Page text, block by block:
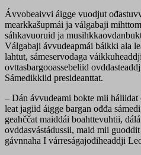
Ávvobeaivvi áigge vuodjut
mearkkašupmái ja válgabaji
sáhkavuoruid ja
Válgabaji ávvudeapmái báikki ala
lahtut, sámeservodaga
ovttasbargooassebeliid
Sámedikkiid presideanttat.
– Dán ávvudeami bokte mii
leat jagiid áigge bargan ođđa
geahččat maiddái boahttevuhtii,
ovddasvástádussii, maid mii
gávnnaha I várreságajođiheaddji